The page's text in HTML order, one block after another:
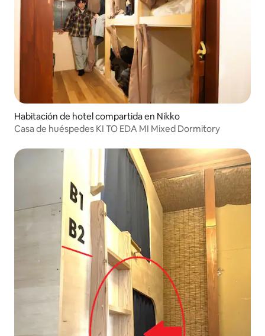
Habitación de hotel compartida en Nikko
Casa de huéspedes KI TO EDA MI Mixed Dormitory